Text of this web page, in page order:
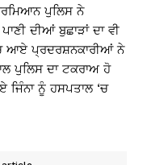
ਪੁਲਿਸ ਨੇ
ਦੀਆਂ ਬੁਛਾੜਾਂ ਦਾ ਵੀ
ਆਏ ਪ੍ਰਦਰਸ਼ਨਕਾਰੀਆਂ ਨੇ
ਪੁਲਿਸ ਦਾ ਟਕਰਾਅ ਹੋ
ਨੂੰ ਹਸਪਤਾਲ ‘ਚ